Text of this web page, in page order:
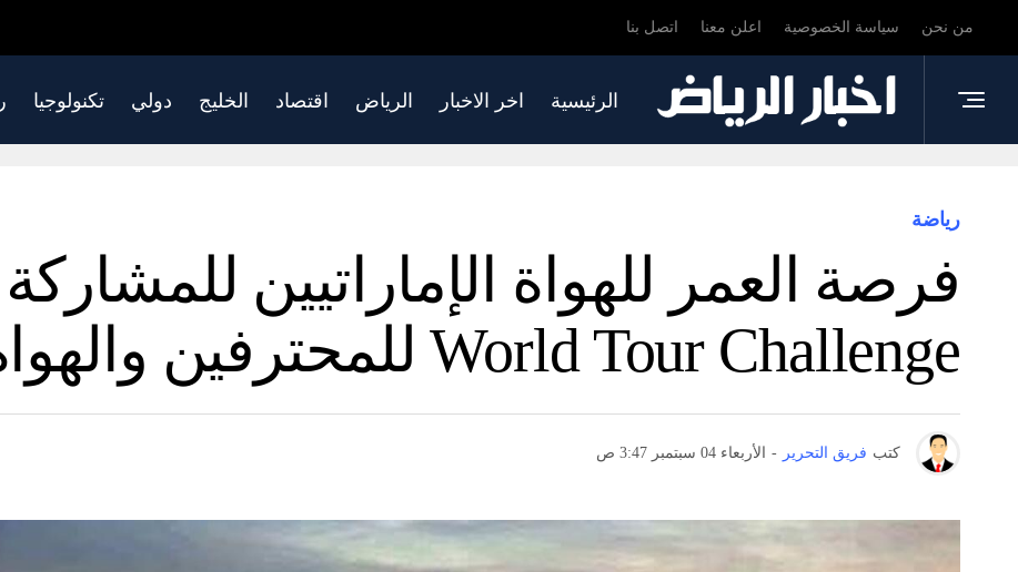
من نحن سياسة الخصوصية اعلن معنا اتصل بنا
الرئيسية اخر الاخبار الرياض اقتصاد الخليج دولي تكنولوجيا
رياضة
World Tour Challenge للمحترفين والهواة – أخبار
كتب فريق التحرير - الأربعاء 04 سبتمبر 3:47 ص